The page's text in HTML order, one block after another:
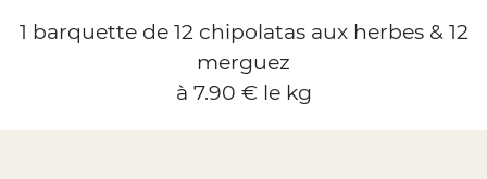
1 barquette de 12 chipolatas aux herbes & 12
merguez
à 7.90 € le kg